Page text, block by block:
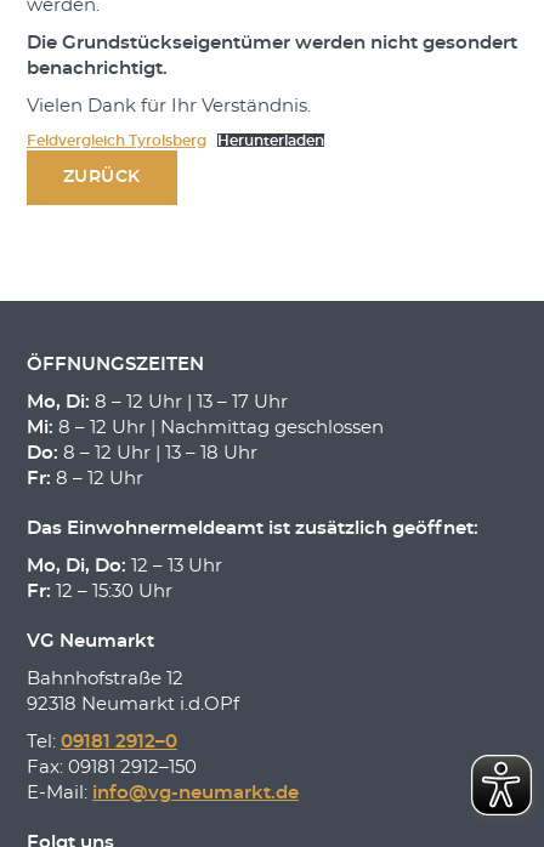
werden.
Die Grundstückseigentümer werden nicht gesondert
benachrichtigt.
Vielen Dank für Ihr Verständnis.
Feldvergleich Tyrolsberg Herunterladen
ZURÜCK
ÖFFNUNGSZEITEN
Mo, Di: 8 – 12 Uhr | 13 – 17 Uhr
Mi: 8 – 12 Uhr | Nachmittag geschlossen
Do: 8 – 12 Uhr | 13 – 18 Uhr
Fr: 8 – 12 Uhr
Das Einwohnermeldeamt ist zusätzlich geöffnet:
Mo, Di, Do: 12 – 13 Uhr
Fr: 12 – 15:30 Uhr
VG Neumarkt
Bahnhofstraße 12
92318 Neumarkt i.d.OPf
Tel: 09181 2912–0
Fax: 09181 2912–150
E-Mail: info@vg-neumarkt.de
Folgt uns